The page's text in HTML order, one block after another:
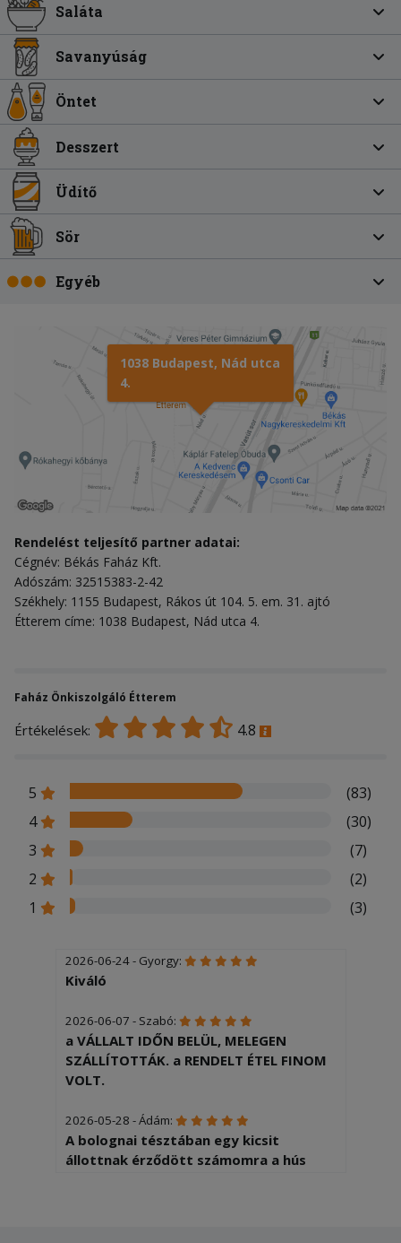
Saláta
Savanyúság
Öntet
Desszert
Üdítő
Sör
Egyéb
1038 Budapest, Nád utca
4.
Rendelést teljesítő partner adatai:
Cégnév: Békás Faház Kft.
Adószám: 32515383-2-42
Székhely: 1155 Budapest, Rákos út 104. 5. em. 31. ajtó
Étterem címe: 1038 Budapest, Nád utca 4.
Faház Önkiszolgáló Étterem
Értékelések: 4.8
5
(83)
4
(30)
3
(7)
2
(2)
1
(3)
2026-06-24 - Gyorgy:
Kiváló
2026-06-07 - Szabó:
a VÁLLALT IDŐN BELÜL, MELEGEN
SZÁLLÍTOTTÁK. a RENDELT ÉTEL FINOM
VOLT.
2026-05-28 - Ádám:
A bolognai tésztában egy kicsit
állottnak érződött számomra a hús